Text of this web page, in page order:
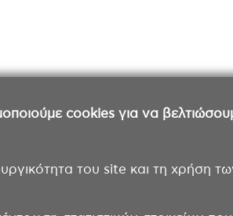
cookies για να
του site και τη χρήση